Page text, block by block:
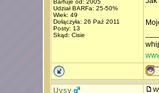
Barfuje od: 2005
Udział BARFa: 25-50%
Wiek: 49
Dołączyła: 26 Paź 2011
Posty: 13
Skąd: Cisie
Uysy